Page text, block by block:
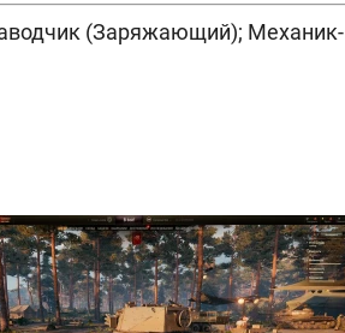
(Заряжающий); Механик-